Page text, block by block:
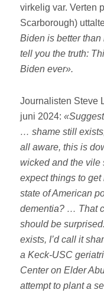
virkelig var. Verten
Scarborough)
Biden is better
tell you the truth:
Biden ever».
Journalisten Steve
juni 2024:
… shame still
all aware, this is
wicked and the vile
expect things to
state of American
dementia? … That
should be
exists, I’d call it
a Keck-USC
Center on Elder
attempt to plant a